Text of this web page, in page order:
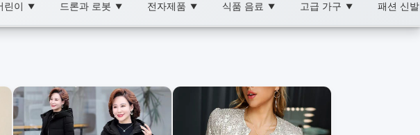
린이 ▼ 드론과 로봇 ▼ 전자제품 ▼ 식품 음료 ▼ 고급 가구 ▼ 패션 신